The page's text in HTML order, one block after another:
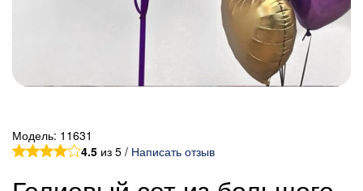
Модель: 11631
4.5 из 5 / Написать отзыв